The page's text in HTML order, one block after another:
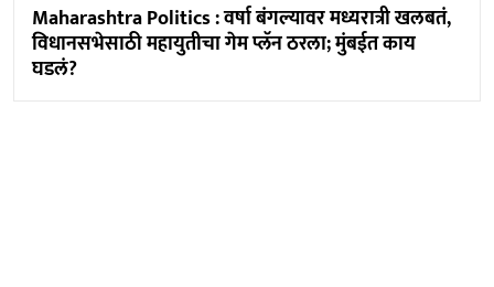
Maharashtra Politics : वर्षा बंगल्यावर मध्यरात्री खलबतं,
विधानसभेसाठी महायुतीचा गेम प्लॅन ठरला; मुंबईत काय
घडलं?